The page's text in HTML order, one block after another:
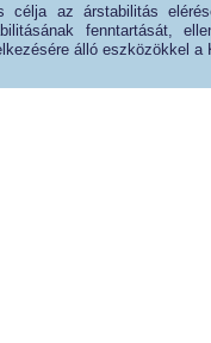
célja az árstabilitás
fenntartását,
álló eszközökkel a